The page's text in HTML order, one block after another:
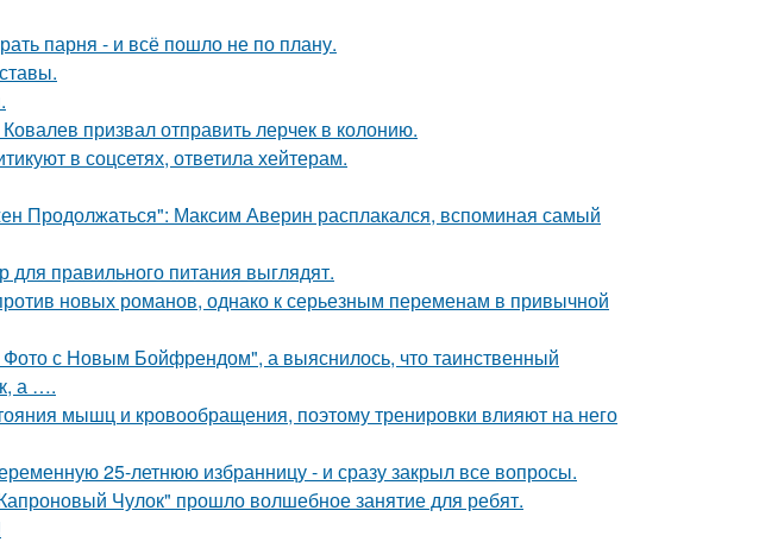
парня - и всё пошло не по плану.
призвал отправить лерчек в колонию.
в соцсетях, ответила хейтерам.
Продолжаться": Максим Аверин расплакался, вспоминая самый
правильного питания выглядят.
новых романов, однако к серьезным переменам в привычной
с Новым Бойфрендом", а выяснилось, что таинственный
а ….
мышц и кровообращения, поэтому тренировки влияют на него
25-летнюю избранницу - и сразу закрыл все вопросы.
Чулок" прошло волшебное занятие для ребят.